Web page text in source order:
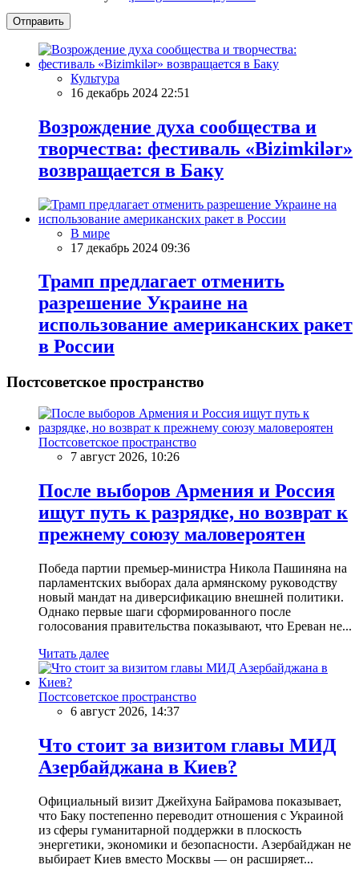
Отправить
Культура
16 декабрь 2024 22:51
Возрождение духа сообщества и
творчества: фестиваль «Bizimkilər»
возвращается в Баку
В мире
17 декабрь 2024 09:36
Трамп предлагает отменить
разрешение Украине на
использование американских ракет
в России
Постсоветское пространство
Постсоветское пространство
7 август 2026, 10:26
После выборов Армения и Россия
ищут путь к разрядке, но возврат к
прежнему союзу маловероятен
Победа партии премьер-министра Никола Пашиняна на
парламентских выборах дала армянскому руководству
новый мандат на диверсификацию внешней политики.
Однако первые шаги сформированного после
голосования правительства показывают, что Ереван не...
Читать далее
Постсоветское пространство
6 август 2026, 14:37
Что стоит за визитом главы МИД
Азербайджана в Киев?
Официальный визит Джейхуна Байрамова показывает,
что Баку постепенно переводит отношения с Украиной
из сферы гуманитарной поддержки в плоскость
энергетики, экономики и безопасности. Азербайджан не
выбирает Киев вместо Москвы — он расширяет...